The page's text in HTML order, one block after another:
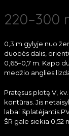
220–300
0,3 m gylyje nuo
duobės dalis,
0,65–0,7 m. Kapo
medžio anglies
Pratęsus plotą V,
kontūras. Jis
labai išplatėjantis
ŠR gale siekia 0,52